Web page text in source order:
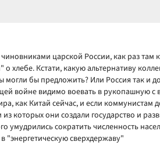
царской России, как раз там
хлебе. Кстати, какую альтернативу
могли бы предложить? Или Россия так и
войне видимо воевать в рукопашную с
как Китай сейчас, и если коммунистам
которых они создали государство и
умудрились сократить численность
"энергетическую сверхдержаву"